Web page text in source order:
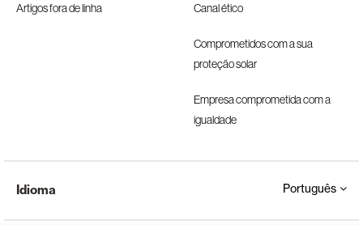
Artigos fora de linha Canal ético
Comprometidos com a sua
proteção solar
Empresa comprometida com a
igualdade
Idioma Português